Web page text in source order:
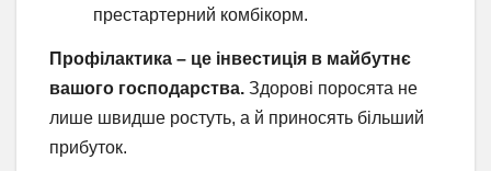
престартерний комбікорм.
Профілактика – це інвестиція в майбутнє
вашого господарства. Здорові поросята не
лише швидше ростуть, а й приносять більший
прибуток.